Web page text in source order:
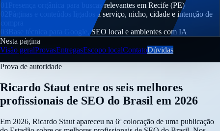
Presença orgânica para buscas relevantes em Recife (PE)
Páginas e conteúdos ligados a serviço, nicho, cidade e intenção de
Base técnica para Google, SEO local e ambientes com IA
Nesta página
Visão geralProvasEntregasEscopo localContatoDúvidas
Prova de autoridade
Ricardo Staut entre os seis melhores
profissionais de SEO do Brasil em 2026
Em 2026, Ricardo Staut apareceu na 6ª colocação de uma publicação